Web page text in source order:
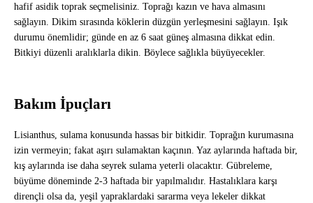
hafif asidik toprak seçmelisiniz. Toprağı kazın ve hava almasını
sağlayın. Dikim sırasında köklerin düzgün yerleşmesini sağlayın. Işık
durumu önemlidir; günde en az 6 saat güneş almasına dikkat edin.
Bitkiyi düzenli aralıklarla dikin. Böylece sağlıkla büyüyecekler.
Bakım İpuçları
Lisianthus, sulama konusunda hassas bir bitkidir. Toprağın kurumasına
izin vermeyin; fakat aşırı sulamaktan kaçının. Yaz aylarında haftada bir,
kış aylarında ise daha seyrek sulama yeterli olacaktır. Gübreleme,
büyüme döneminde 2-3 haftada bir yapılmalıdır. Hastalıklara karşı
dirençli olsa da, yeşil yapraklardaki sararma veya lekeler dikkat